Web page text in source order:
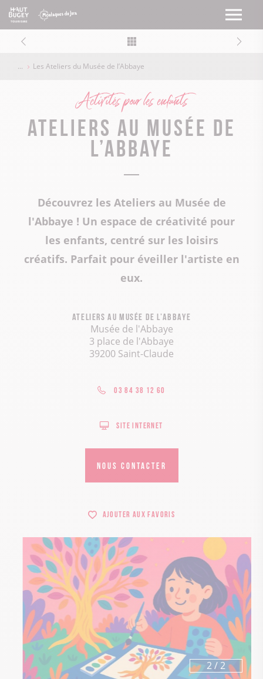
Les Ateliers du Musée de l’Abbaye
Activités pour les enfants
Ateliers au Musée de
l’Abbaye
Découvrez les Ateliers au Musée de
l'Abbaye ! Un espace de créativité pour
les enfants, centré sur les loisirs
créatifs. Parfait pour éveiller l'artiste en
eux.
Ateliers au Musée de l’Abbaye
Musée de l'Abbaye
3 place de l'Abbaye
39200 Saint-Claude
03 84 38 12 60
Site internet
NOUS CONTACTER
Ajouter aux favoris
1/ 2